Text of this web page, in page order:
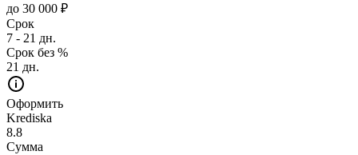
до 30 000 ₽
Срок
7 - 21 дн.
Срок без %
21 дн.
Оформить
Krediska
8.8
Сумма